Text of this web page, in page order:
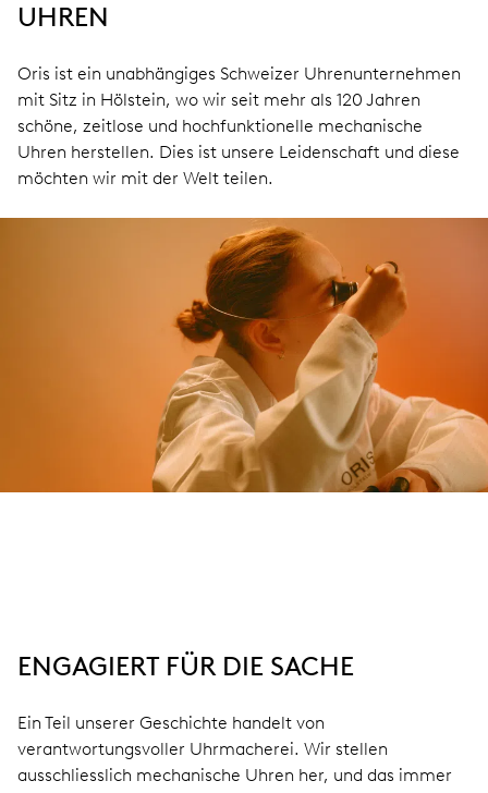
UHREN
Oris ist ein unabhängiges Schweizer Uhrenunternehmen
mit Sitz in Hölstein, wo wir seit mehr als 120 Jahren
schöne, zeitlose und hochfunktionelle mechanische
Uhren herstellen. Dies ist unsere Leidenschaft und diese
möchten wir mit der Welt teilen.
ENGAGIERT FÜR DIE SACHE
Ein Teil unserer Geschichte handelt von
verantwortungsvoller Uhrmacherei. Wir stellen
ausschliesslich mechanische Uhren her, und das immer